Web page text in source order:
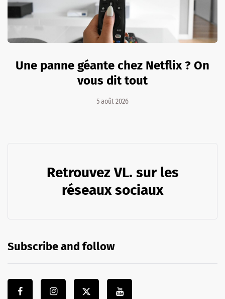
Une panne géante chez Netflix ? On
vous dit tout
5 août 2026
Retrouvez VL. sur les
réseaux sociaux
Subscribe and follow